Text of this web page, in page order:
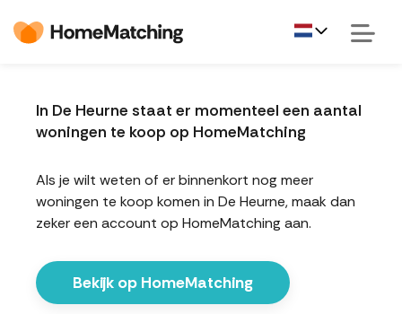
In De Heurne staat er momenteel een aantal
woningen te koop op HomeMatching
Als je wilt weten of er binnenkort nog meer
woningen te koop komen in De Heurne, maak dan
zeker een account op HomeMatching aan.
Bekijk op HomeMatching